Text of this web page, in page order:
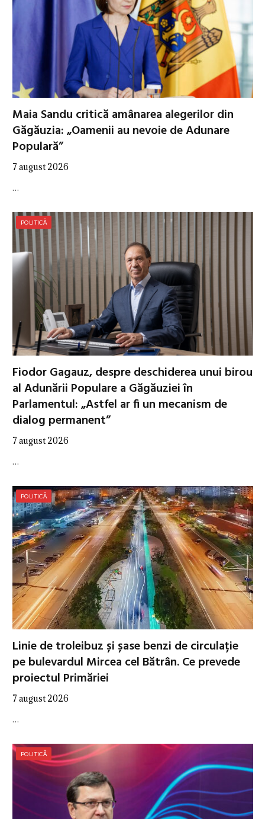
Maia Sandu critică amânarea alegerilor din
Găgăuzia: „Oamenii au nevoie de Adunare
Populară”
7 august 2026
…
POLITICĂ
Fiodor Gagauz, despre deschiderea unui birou
al Adunării Populare a Găgăuziei în
Parlamentul: „Astfel ar fi un mecanism de
dialog permanent”
7 august 2026
…
POLITICĂ
Linie de troleibuz și șase benzi de circulație
pe bulevardul Mircea cel Bătrân. Ce prevede
proiectul Primăriei
7 august 2026
…
POLITICĂ